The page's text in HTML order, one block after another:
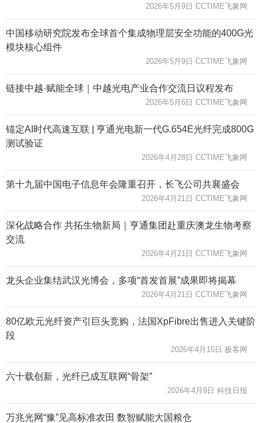
2026年5月9日 CCTIME飞象网
中国移动研究院发布全球首个集成物理层安全功能的400G光
模块核心组件
2026年5月9日 CCTIME飞象网
链接中越·赋能全球｜中越光电产业合作交流日议程发布
2026年5月6日 CCTIME飞象网
锚定AI时代高速互联 | 亨通光电新一代G.654E光纤完成800G
测试验证
2026年4月28日 CCTIME飞象网
第十九届中国电子信息年会隆重召开，长飞公司共襄盛会
2026年4月21日 CCTIME飞象网
深化战略合作 共拓生物新局｜亨通集团赴重庆澳龙生物考察
交流
2026年4月21日 CCTIME飞象网
龙头企业集结武汉光博会，多项“首发首展”成果即将揭幕
2026年4月21日 CCTIME飞象网
80亿欧元光纤资产引巨头竞购，法国XpFibre出售进入关键阶
段
2026年4月15日 极客网
六十载创新，光纤已成互联网“骨架”
2026年4月9日 科技日报
万兆光网“豫”见高标准农田 数智赋能大国粮仓